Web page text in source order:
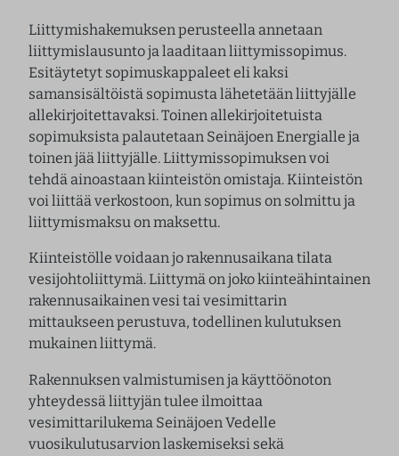
Liittymishakemuksen perusteella annetaan
liittymislausunto ja laaditaan liittymissopimus.
Esitäytetyt sopimuskappaleet eli kaksi
samansisältöistä sopimusta lähetetään liittyjälle
allekirjoitettavaksi. Toinen allekirjoitetuista
sopimuksista palautetaan Seinäjoen Energialle ja
toinen jää liittyjälle. Liittymissopimuksen voi
tehdä ainoastaan kiinteistön omistaja. Kiinteistön
voi liittää verkostoon, kun sopimus on solmittu ja
liittymismaksu on maksettu.
Kiinteistölle voidaan jo rakennusaikana tilata
vesijohtoliittymä. Liittymä on joko kiinteähintainen
rakennusaikainen vesi tai vesimittarin
mittaukseen perustuva, todellinen kulutuksen
mukainen liittymä.
Rakennuksen valmistumisen ja käyttöönoton
yhteydessä liittyjän tulee ilmoittaa
vesimittarilukema Seinäjoen Vedelle
vuosikulutusarvion laskemiseksi sekä